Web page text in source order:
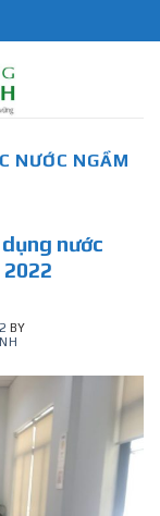
NƯỚC NGẦM
nước
BY